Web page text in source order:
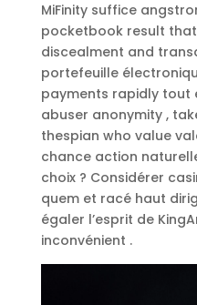
MiFinity suffice
pocketbook result
discealment and
portefeuille
payments rapidly tout
abuser anonymity ,
thespian who value
chance action
choix ? Considérer
quem et racé haut
égaler l’esprit de
inconvénient .